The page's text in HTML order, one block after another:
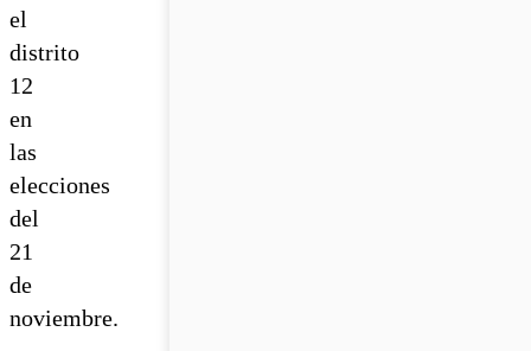
el
distrito
12
en
las
elecciones
del
21
de
noviembre.